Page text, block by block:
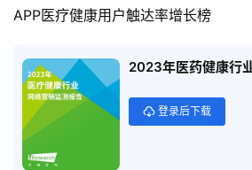
APP医疗健康用户触达率增长榜
2023年医药健康行
登录后下载